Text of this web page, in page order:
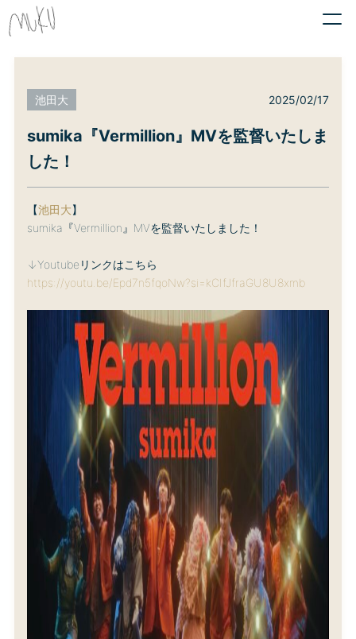
池田大 2025/02/17
sumika『Vermillion』MVを監督いたしま
した！
【池田大】
sumika『Vermillion』MVを監督いたしました！
↓Youtubeリンクはこちら
https://youtu.be/Epd7n5fqoNw?si=kCIfJfraGU8U8xmb